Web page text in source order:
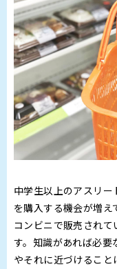
中学生以上のアスリ
を購入する機会が増え
コンビニで販売され
す。知識があれば必要
やそれに近づけること